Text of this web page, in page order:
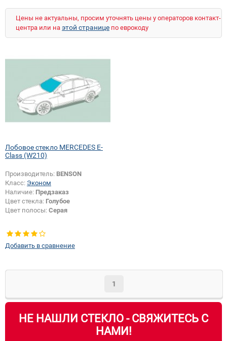
Цены не актуальны, просим уточнять цены у операторов контакт-
центра или на этой странице по еврокоду
Лобовое стекло MERCEDES E-
Class (W210)
Производитель: BENSON
Класс: Эконом
Наличие: Предзаказ
Цвет стекла: Голубое
Цвет полосы: Серая
Добавить в сравнение
1
НЕ НАШЛИ СТЕКЛО - СВЯЖИТЕСЬ С
НАМИ!